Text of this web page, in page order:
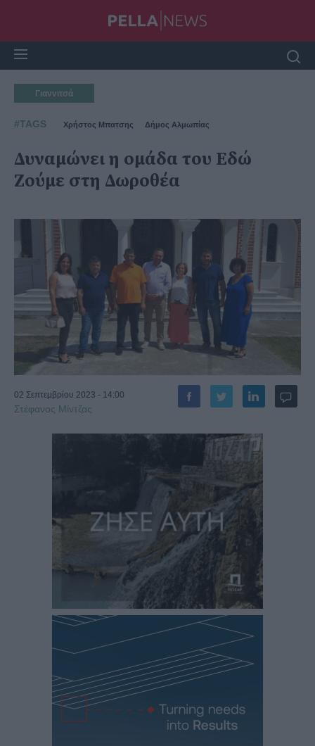
Γιαννιτσά
#TAGS Χρήστος Μπατσης Δήμος Αλμωπίας
Δυναμώνει η ομάδα του Εδώ
Ζούμε στη Δωροθέα
02 Σεπτεμβρίου 2023 - 14:00
Στέφανος Μίντζας